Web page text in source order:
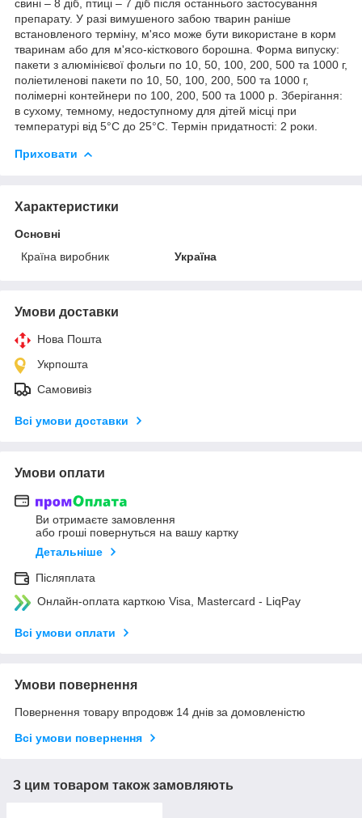
свині – 8 діб, птиці – 7 діб після останнього застосування
препарату. У разі вимушеного забою тварин раніше
встановленого терміну, м'ясо може бути використане в корм
тваринам або для м'ясо-кісткового борошна. Форма випуску:
пакети з алюмінієвої фольги по 10, 50, 100, 200, 500 та 1000 г,
поліетиленові пакети по 10, 50, 100, 200, 500 та 1000 г,
полімерні контейнери по 100, 200, 500 та 1000 р. Зберігання:
в сухому, темному, недоступному для дітей місці при
температурі від 5°С до 25°С. Термін придатності: 2 роки.
Приховати
Характеристики
Основні
Країна виробник
Україна
Умови доставки
Нова Пошта
Укрпошта
Самовивіз
Всі умови доставки
Умови оплати
Ви отримаєте замовлення
або гроші повернуться на вашу картку
Детальніше
Післяплата
Онлайн-оплата карткою Visa, Mastercard - LiqPay
Всі умови оплати
Умови повернення
Повернення товару впродовж 14 днів за домовленістю
Всі умови повернення
З цим товаром також замовляють